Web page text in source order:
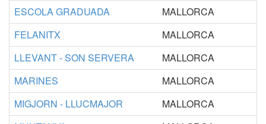
ESCOLA GRADUADA
MALLORCA
FELANITX
MALLORCA
LLEVANT - SON SERVERA
MALLORCA
MARINES
MALLORCA
MIGJORN - LLUCMAJOR
MALLORCA